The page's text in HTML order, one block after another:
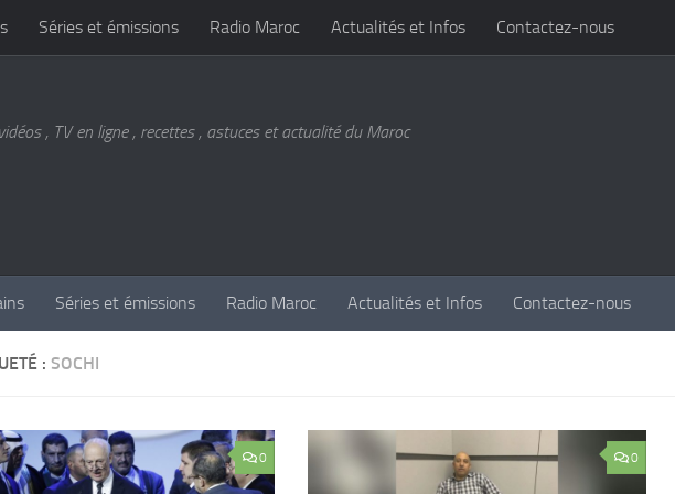
Séries et émissions Radio Maroc Actualités et Infos Contactez-nous
, TV en ligne , recettes , astuces et actualité du Maroc
Séries et émissions Radio Maroc Actualités et Infos Contactez-nous
: SOCHI
0 0